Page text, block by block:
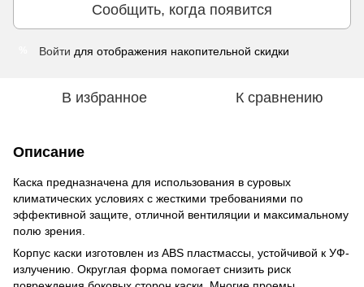
Сообщить, когда появится
Войти для отображения накопительной скидки
В избранное К сравнению
Описание
Каска предназначена для использования в суровых
климатических условиях с жесткими требованиями по
эффективной защите, отличной вентиляции и максимальному
полю зрения.
Корпус каски изготовлен из ABS пластмассы, устойчивой к УФ-
излучению. Округлая форма помогает снизить риск